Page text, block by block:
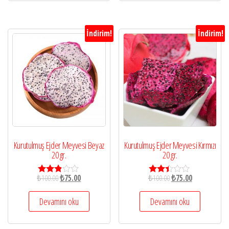
İndirim!
Kurutulmuş Ejder Meyvesi Beyaz
20 gr.
5
2.78
oy aldı
₺100.00₺75.00
Devamını oku
İndirim!
Kurutulmuş Ejder Meyvesi Kırmızı
20 gr.
5
2.33
oy
₺100.00₺75.00
Devamını oku